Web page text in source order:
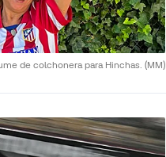
de colchonera para Hinchas. (MM)